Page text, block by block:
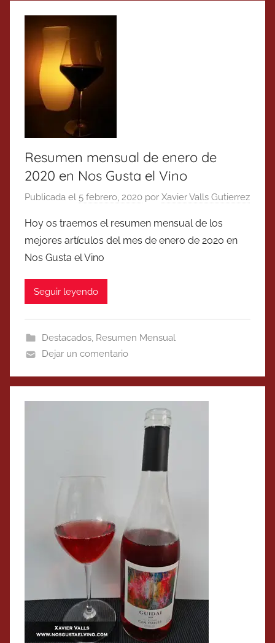
Resumen mensual de enero de
2020 en Nos Gusta el Vino
Publicada el 5 febrero, 2020 por Xavier Valls Gutierrez
Hoy os traemos el resumen mensual de los
mejores artículos del mes de enero de 2020 en
Nos Gusta el Vino
Seguir leyendo
Destacados, Resumen Mensual
Dejar un comentario